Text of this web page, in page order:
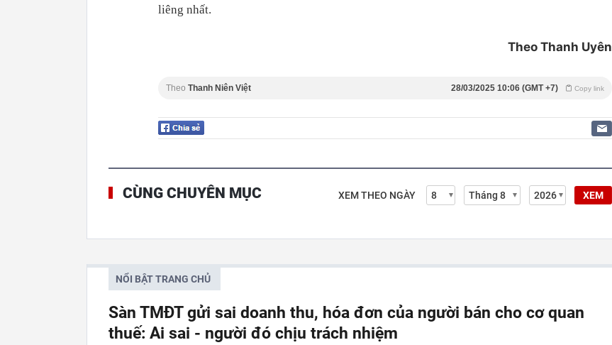
liêng nhất.
Theo Thanh Uyên
Theo Thanh Niên Việt Copy link
28/03/2025 10:06 (GMT +7)
CÙNG CHUYÊN MỤC XEM THEO NGÀY XEM
NỔI BẬT TRANG CHỦ
Sàn TMĐT gửi sai doanh thu, hóa đơn của người bán cho cơ quan
thuế: Ai sai - người đó chịu trách nhiệm